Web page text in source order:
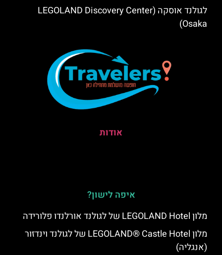
לגולנד אוסקה (LEGOLAND Discovery Center
Osaka)
אודות
איפה לישון?
מלון LEGOLAND Hotel של לגולנד אורלנדו פלורידה
מלון LEGOLAND® Castle Hotel של לגולנד וינדזור
(אנגליה)